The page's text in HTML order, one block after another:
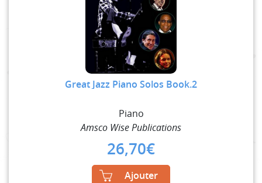
Great Jazz Piano Solos Book.2
Piano
Amsco Wise Publications
26,70€
Ajouter